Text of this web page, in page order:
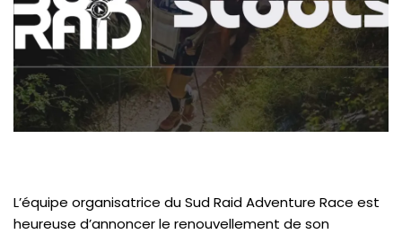
L’équipe organisatrice du Sud Raid Adventure Race est
heureuse d’annoncer le renouvellement de son